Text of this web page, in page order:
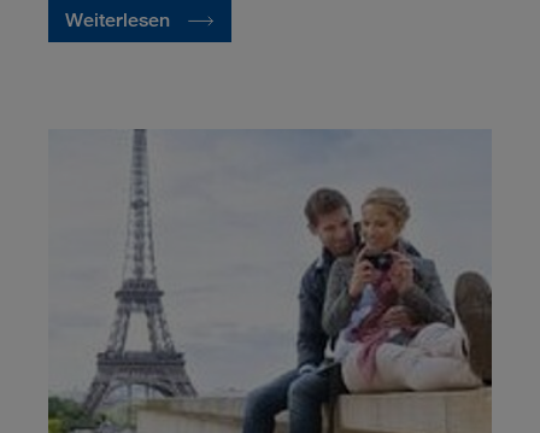
Weiterlesen